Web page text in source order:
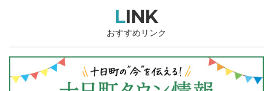
LINK
おすすめリンク